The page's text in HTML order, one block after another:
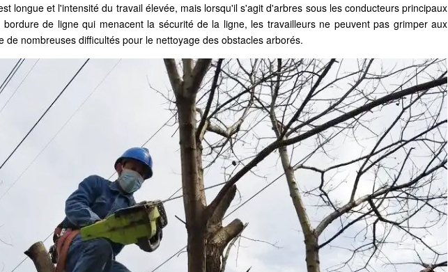
longue et l'intensité du travail élevée, mais lorsqu'il s'agit d'arbres sous les conducteurs principaux
de ligne qui menacent la sécurité de la ligne, les travailleurs ne peuvent pas grimper aux
de nombreuses difficultés pour le nettoyage des obstacles arborés.